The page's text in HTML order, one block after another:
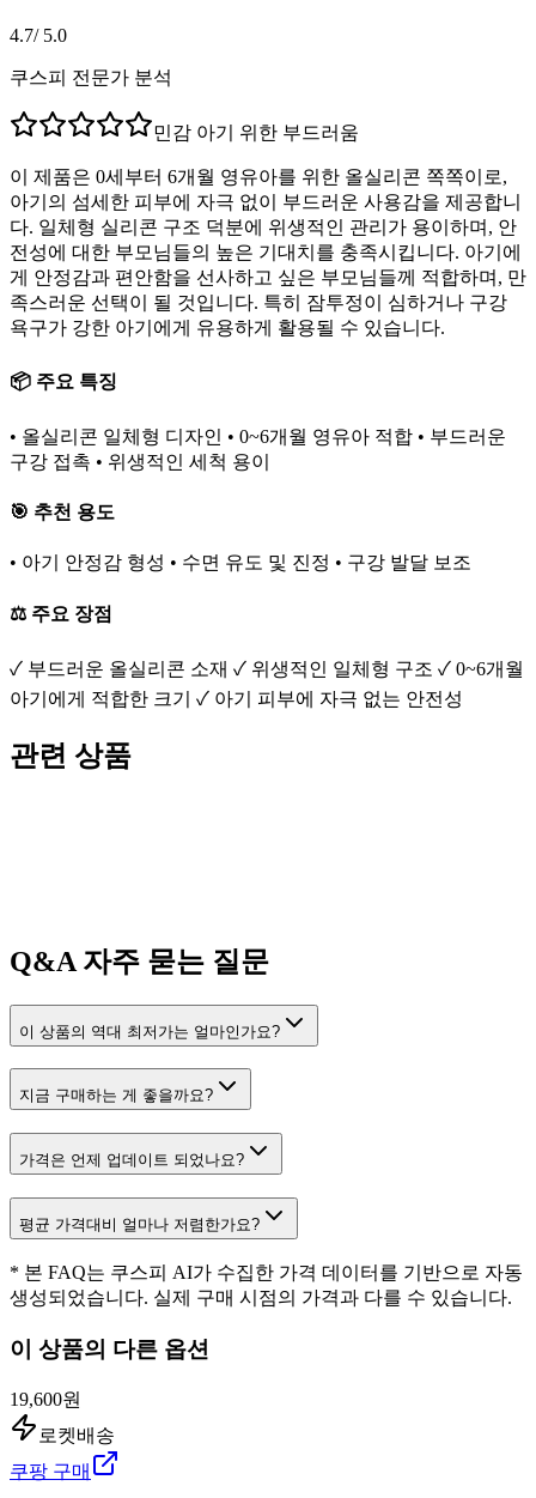
4.7/ 5.0
쿠스피 전문가 분석
민감 아기 위한 부드러움
이 제품은 0세부터 6개월 영유아를 위한 올실리콘 쪽쪽이로,
아기의 섬세한 피부에 자극 없이 부드러운 사용감을 제공합니
다. 일체형 실리콘 구조 덕분에 위생적인 관리가 용이하며, 안
전성에 대한 부모님들의 높은 기대치를 충족시킵니다. 아기에
게 안정감과 편안함을 선사하고 싶은 부모님들께 적합하며, 만
족스러운 선택이 될 것입니다. 특히 잠투정이 심하거나 구강
욕구가 강한 아기에게 유용하게 활용될 수 있습니다.
📦 주요 특징
• 올실리콘 일체형 디자인 • 0~6개월 영유아 적합 • 부드러운
구강 접촉 • 위생적인 세척 용이
🎯 추천 용도
• 아기 안정감 형성 • 수면 유도 및 진정 • 구강 발달 보조
⚖️ 주요 장점
✓ 부드러운 올실리콘 소재 ✓ 위생적인 일체형 구조 ✓ 0~6개월
아기에게 적합한 크기 ✓ 아기 피부에 자극 없는 안전성
관련 상품
Q&A 자주 묻는 질문
이 상품의 역대 최저가는 얼마인가요?
지금 구매하는 게 좋을까요?
가격은 언제 업데이트 되었나요?
평균 가격대비 얼마나 저렴한가요?
* 본 FAQ는 쿠스피 AI가 수집한 가격 데이터를 기반으로 자동
생성되었습니다. 실제 구매 시점의 가격과 다를 수 있습니다.
이 상품의 다른 옵션
19,600원
로켓배송
쿠팡 구매